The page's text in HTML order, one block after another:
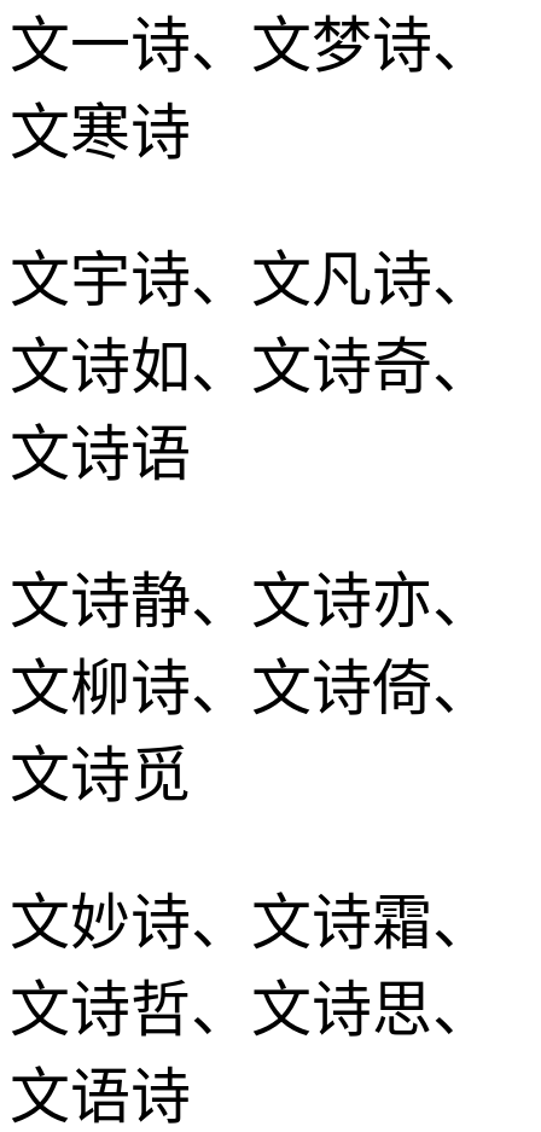
文一诗、文梦诗、
文寒诗
文宇诗、文凡诗、
文诗如、文诗奇、
文诗语
文诗静、文诗亦、
文柳诗、文诗倚、
文诗觅
文妙诗、文诗霜、
文诗哲、文诗思、
文语诗